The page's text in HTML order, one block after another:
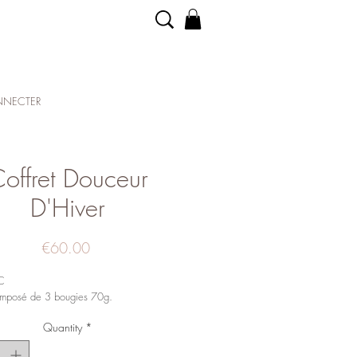
Douceur
D'Hiver
€60.00Price
de 3 bougies 70g.
Quantity *